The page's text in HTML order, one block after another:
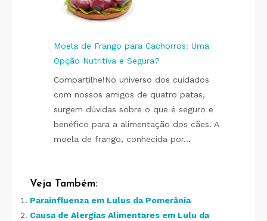
Moela de Frango para Cachorros: Uma
Opção Nutritiva e Segura?
Compartilhe!No universo dos cuidados
com nossos amigos de quatro patas,
surgem dúvidas sobre o que é seguro e
benéfico para a alimentação dos cães. A
moela de frango, conhecida por…
Veja Também:
Parainfluenza em Lulus da Pomerânia
Causa de Alergias Alimentares em Lulu da